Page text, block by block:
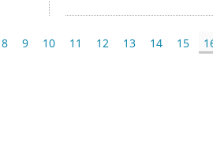
8 9 10 11 12 13 14 15